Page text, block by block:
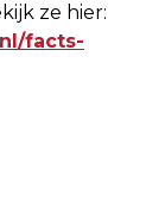
ze hier:
facts-